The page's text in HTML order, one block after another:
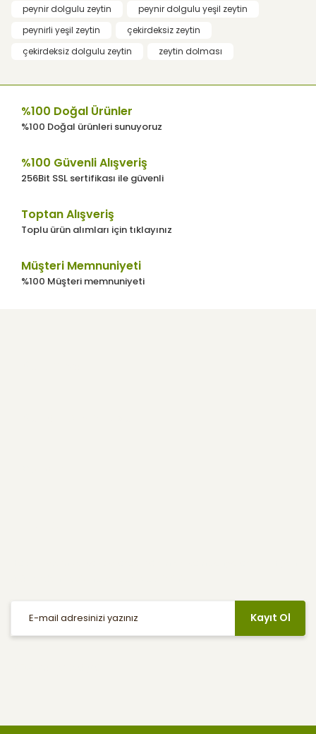
görüntülenemiyor.
Ürün açıklamasında eksik bilgiler
Ürün fiyatı diğer sitelerden daha pahalı.
Bu ürüne benzer farklı alternatifler olmalı.
Gönder
peynir dolgulu zeytin
peynir dolgulu yeşil zeytin
peynirli yeşil zeytin
çekirdeksiz zeytin
çekirdeksiz dolgulu zeytin
zeytin dolması
%100 Doğal Ürünler
%100 Doğal ürünleri sunuyoruz
%100 Güvenli Alışveriş
256Bit SSL sertifikası ile güvenli
Toptan Alışveriş
Toplu ürün alımları için tıklayınız
Müşteri Memnuniyeti
%100 Müşteri memnuniyeti
Kayıt Ol